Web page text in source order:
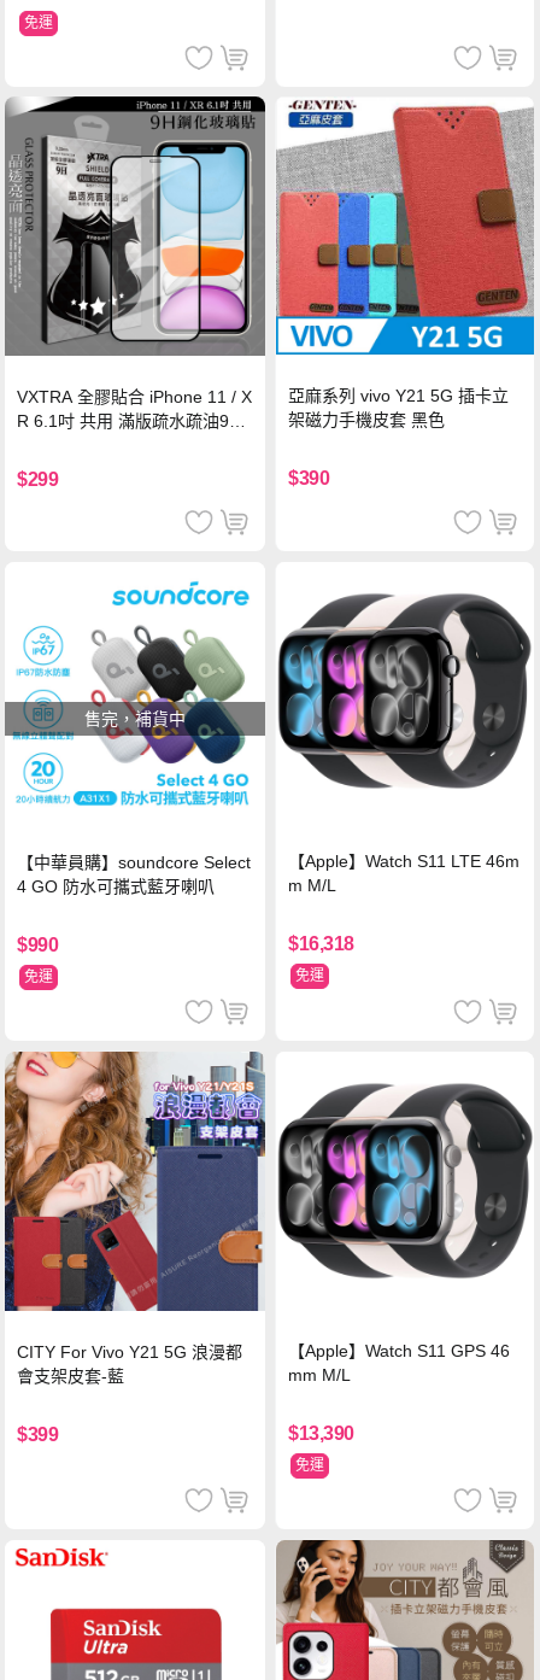
免運
VXTRA 全膠貼合 iPhone 11 / X
R 6.1吋 共用 滿版疏水疏油9H
$299
亞麻系列 vivo Y21 5G 插卡立
架磁力手機皮套 黑色
$390
售完，補貨中
【中華員購】soundcore Select
4 GO 防水可攜式藍牙喇叭
$990
免運
【Apple】Watch S11 LTE 46m
m M/L
$16,318
免運
CITY For Vivo Y21 5G 浪漫都
會支架皮套-藍
$399
【Apple】Watch S11 GPS 46
mm M/L
$13,390
免運